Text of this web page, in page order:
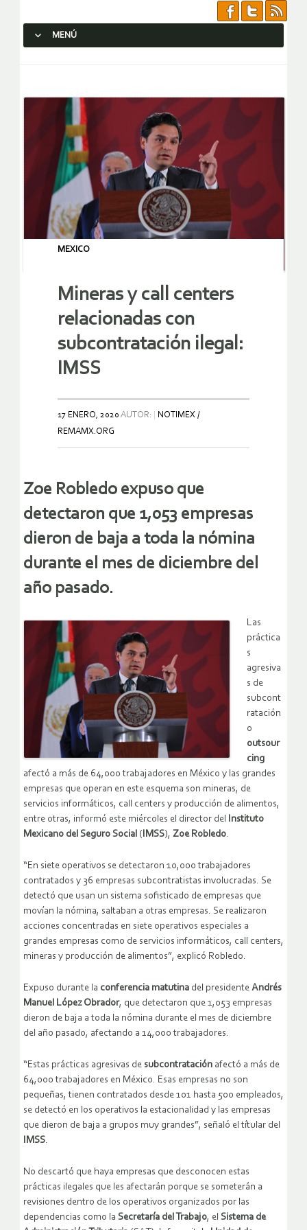
MENÚ
MEXICO
Mineras y call centers
relacionadas con
subcontratación ilegal:
IMSS
17 ENERO, 2020 AUTOR:
NOTIMEX /
REMAMX.ORG
Zoe Robledo expuso que
detectaron que 1,053 empresas
dieron de baja a toda la nómina
durante el mes de diciembre del
año pasado.
Las
práctica
s
agresiva
s de
subcont
ratación
o
outsour
cing
afectó a más de 64,000 trabajadores en México y las grandes
empresas que operan en este esquema son mineras, de
servicios informáticos, call centers y producción de alimentos,
entre otras, informó este miércoles el director del
Instituto
Mexicano del Seguro Social ( IMSS), Zoe Robledo.
“En siete operativos se detectaron 10,000 trabajadores
contratados y 36 empresas subcontratistas involucradas. Se
detectó que usan un sistema sofisticado de empresas que
movían la nómina, saltaban a otras empresas. Se realizaron
acciones concentradas en siete operativos especiales a
grandes empresas como de servicios informáticos, call centers,
mineras y producción de alimentos”, explicó Robledo.
Expuso durante la conferencia matutina del presidente Andrés
Manuel López Obrador, que detectaron que 1,053 empresas
dieron de baja a toda la nómina durante el mes de diciembre
del año pasado, afectando a 14,000 trabajadores.
“Estas prácticas agresivas de subcontratación afectó a más de
64,000 trabajadores en México. Esas empresas no son
pequeñas, tienen contratados desde 101 hasta 500 empleados,
se detectó en los operativos la estacionalidad y las empresas
que dieron de baja a grupos muy grandes”, señaló el títular del
IMSS.
No descartó que haya empresas que desconocen estas
prácticas ilegales que les afectarán porque se someterán a
revisiones dentro de los operativos organizados por las
dependencias como la Secretaría del Trabajo, el Sistema de